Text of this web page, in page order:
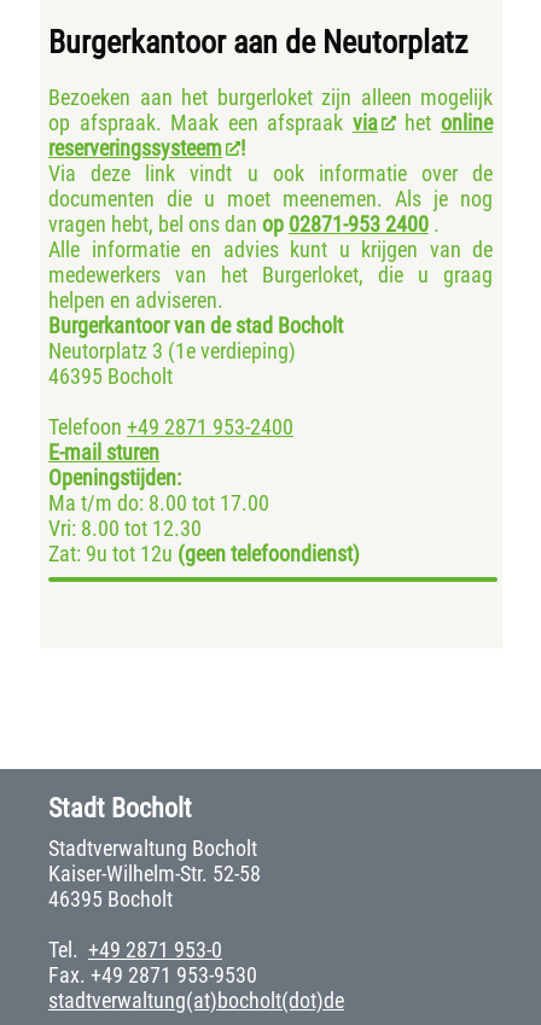
Burgerkantoor aan de Neutorplatz
Bezoeken aan het burgerloket zijn alleen mogelijk
op afspraak. Maak een afspraak via hetonline
reserveringssysteem
!
Via deze link vindt u ook informatie over de
documenten die u moet meenemen. Als je nog
vragen hebt, bel ons dan op 02871-953 2400 .
Alle informatie en advies kunt u krijgen van de
medewerkers van het Burgerloket, die u graag
helpen en adviseren.
Burgerkantoor van de stad Bocholt
Neutorplatz 3 (1e verdieping)
46395 Bocholt
Telefoon +49 2871 953-2400
E-mail sturen
Openingstijden:
Ma t/m do: 8.00 tot 17.00
Vri: 8.00 tot 12.30
Zat: 9u tot 12u (geen telefoondienst)
Stadt Bocholt
Stadtverwaltung Bocholt
Kaiser-Wilhelm-Str. 52-58
46395 Bocholt
Tel. +49 2871 953-0
Fax. +49 2871 953-9530
stadtverwaltung(at)bocholt(dot)de